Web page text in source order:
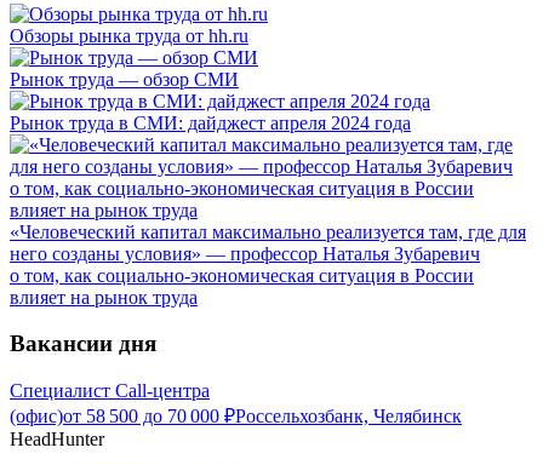
Обзоры рынка труда от hh.ru
Рынок труда — обзор СМИ
Рынок труда в СМИ: дайджест апреля 2024 года
«Человеческий капитал максимально реализуется там, где для
него созданы условия» — профессор Наталья Зубаревич
о том, как социально-экономическая ситуация в России
влияет на рынок труда
Вакансии дня
Специалист Call-центра
(офис)от 58 500 до 70 000 ₽Россельхозбанк, Челябинск
HeadHunter